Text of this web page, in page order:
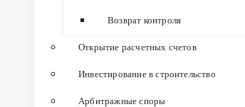
Возврат контроля
Открытие расчетных счетов
Инвестирование в строительство
Арбитражные споры